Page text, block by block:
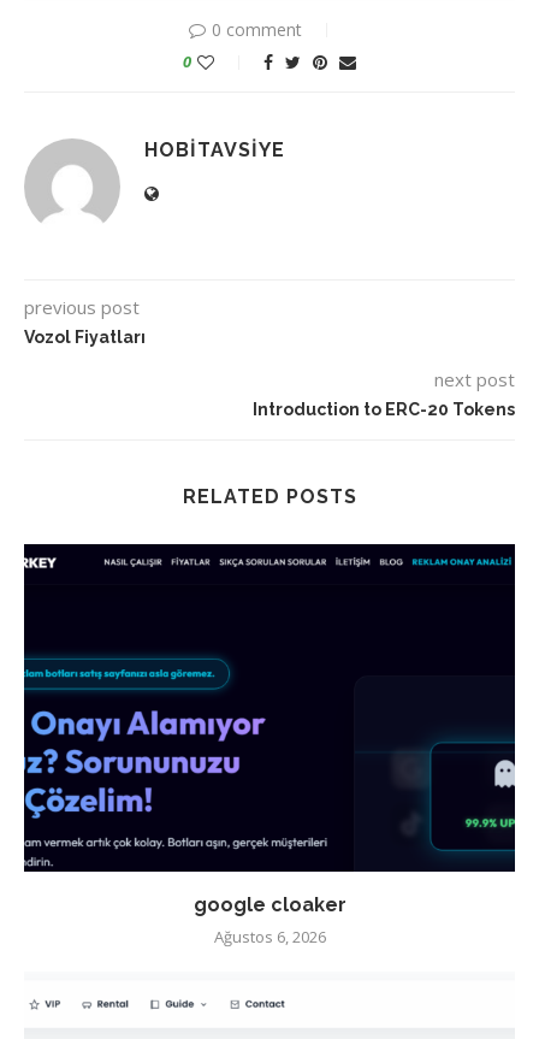
0 comment
0
HOBITAVSIYE
previous post
Vozol Fiyatları
next post
Introduction to ERC-20 Tokens
RELATED POSTS
google cloaker
Ağustos 6, 2026